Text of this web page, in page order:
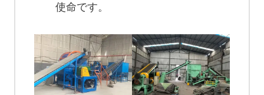
使命です。